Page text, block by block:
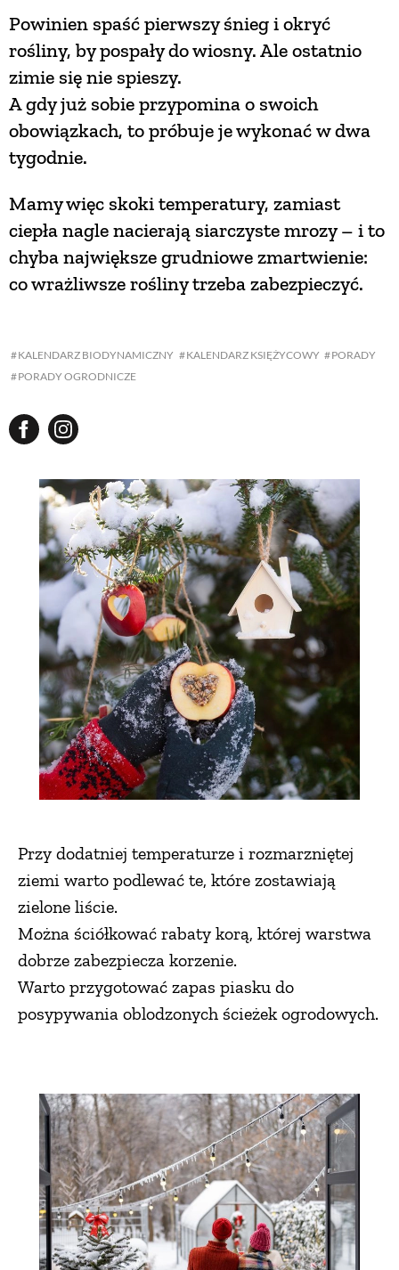
KALENDARZ BIODYNAMICZNY KALENDARZ KSIĘŻYCOWY
PORADY
PORADY OGRODNICZE
Powinien spaść pierwszy śnieg i okryć
rośliny, by pospały do wiosny. Ale ostatnio
zimie się nie spieszy.
A gdy już sobie przypomina o swoich
obowiązkach, to próbuje je wykonać w dwa
tygodnie.
Mamy więc skoki temperatury, zamiast
ciepła nagle nacierają siarczyste mrozy – i to
chyba największe grudniowe zmartwienie:
co wrażliwsze rośliny trzeba zabezpieczyć.
Przy dodatniej temperaturze i rozmarzniętej
ziemi warto podlewać te, które zostawiają
zielone liście.
Można ściółkować rabaty korą, której warstwa
dobrze zabezpiecza korzenie.
Warto przygotować zapas piasku do
posypywania oblodzonych ścieżek ogrodowych.